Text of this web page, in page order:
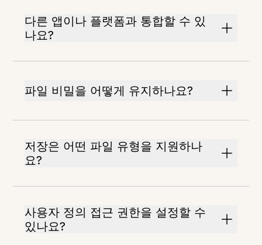
다른 앱이나 플랫폼과 통합할 수 있
나요?
파일 비밀을 어떻게 유지하나요?
저장은 어떤 파일 유형을 지원하나
요?
사용자 정의 접근 권한을 설정할 수
있나요?